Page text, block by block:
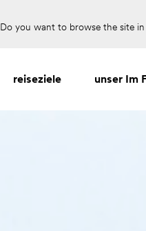
Do you want to browse the site
reiseziele unser Im